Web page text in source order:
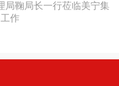
局鞠局长一行莅临美宁集
作